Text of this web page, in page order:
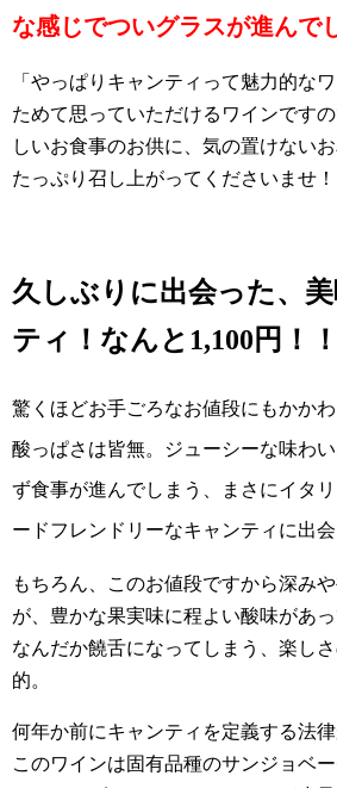
な感じでついグラスが進んで
「やっぱりキャンティって魅力的な
ためて思っていただけるワインです
しいお食事のお供に、気の置けない
たっぷり召し上がってくださいませ！
久しぶりに出会った、
ティ！なんと1,100円！！
驚くほどお手ごろなお値段にもかか
酸っぱさは皆無。ジューシーな味わ
ず食事が進んでしまう、まさにイタ
ードフレンドリーなキャンティに出
もちろん、このお値段ですから深み
が、豊かな果実味に程よい酸味があっ
なんだか饒舌になってしまう、楽し
的。
何年か前にキャンティを定義する法律
このワインは固有品種のサンジョベ